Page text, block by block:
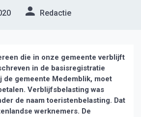
Redactie
die in onze gemeente verblijft
in de basisregistratie
de gemeente Medemblik, moet
Verblijfsbelasting was
de naam toeristenbelasting. Dat
werknemers. De